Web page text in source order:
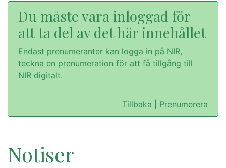
Du måste vara inloggad för
att ta del av det här innehållet
Endast prenumeranter kan logga in på NIR,
teckna en prenumeration för att få tillgång till
NIR digitalt.
Tillbaka Prenumerera
Notiser